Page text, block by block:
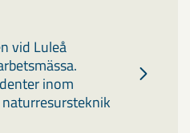
vid Luleå
inom